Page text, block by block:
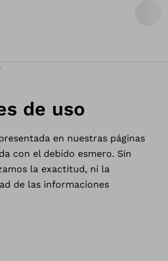
de uso
en nuestras páginas
con el debido esmero. Sin
la exactitud, ni la
de las informaciones